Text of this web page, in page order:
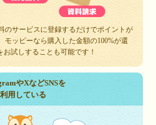
のサービスに登録するだけでポイントが
モッピーなら購入した金額の100%が還
試しすることも可能です！
やXなどSNSを
利用している